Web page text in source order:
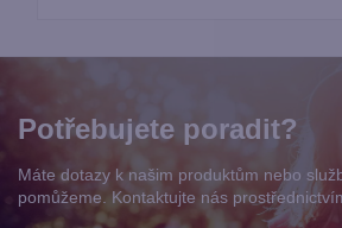
Potřebujete poradit?
Máte dotazy k našim produktům nebo
pomůžeme. Kontaktujte nás